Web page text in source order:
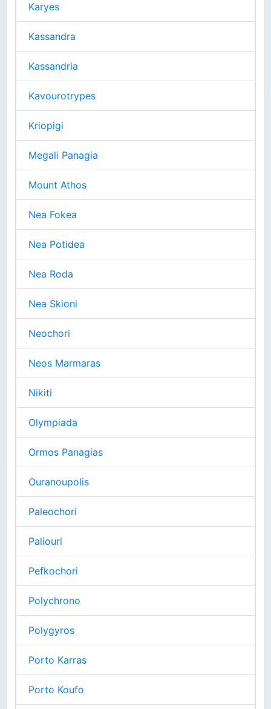
Karyes
Kassandra
Kassandria
Kavourotrypes
Kriopigi
Megali Panagia
Mount Athos
Nea Fokea
Nea Potidea
Nea Roda
Nea Skioni
Neochori
Neos Marmaras
Nikiti
Olympiada
Ormos Panagias
Ouranoupolis
Paleochori
Paliouri
Pefkochori
Polychrono
Polygyros
Porto Karras
Porto Koufo